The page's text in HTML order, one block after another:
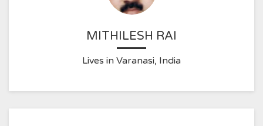
MITHILESH RAI
Lives in Varanasi, India